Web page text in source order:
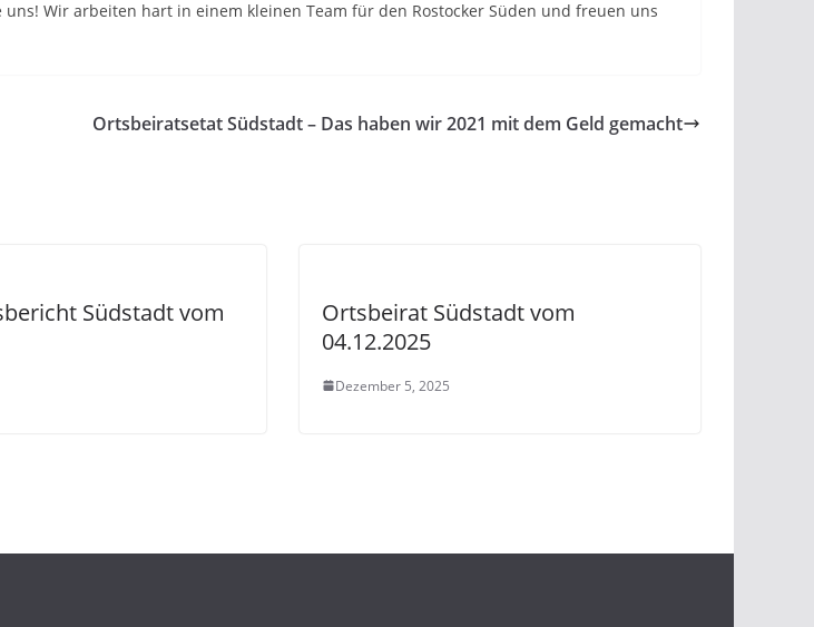
Wir arbeiten hart in einem kleinen Team für den Rostocker Süden und freuen uns
Ortsbeiratsetat Südstadt – Das haben wir 2021 mit dem Geld gemacht
Südstadt vom
Ortsbeirat Südstadt vom
04.12.2025
Dezember 5, 2025